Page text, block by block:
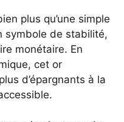
plus qu’une simple
symbole de stabilité,
monétaire. En
cet or
d’épargnants à la